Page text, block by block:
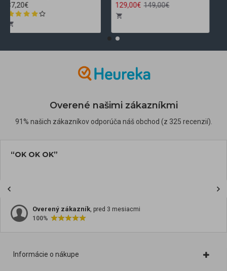
37,20€ 129,00€ 149,00€
Overené našimi zákazníkmi
91% našich zákazníkov odporúča náš obchod (z 325 recenzií).
“OK OK OK”
Overený zákazník, pred 3 mesiacmi
100%
Informácie o nákupe